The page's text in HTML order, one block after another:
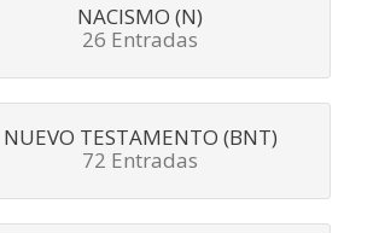
NACISMO (N)
26 Entradas
NUEVO TESTAMENTO (BNT)
72 Entradas